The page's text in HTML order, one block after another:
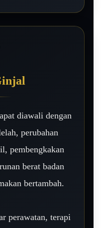
diawali dengan
perubahan
pembengkakan
berat badan
bertambah.
perawatan, terapi